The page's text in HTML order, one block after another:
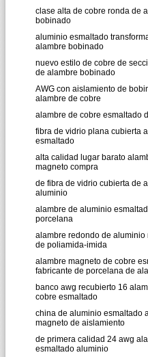
clase alta de cobre ronda de
bobinado
aluminio esmaltado
alambre bobinado
nuevo estilo de cobre de
de alambre bobinado
AWG con aislamiento de
alambre de cobre
alambre de cobre esmaltado
fibra de vidrio plana cubierta
esmaltado
alta calidad lugar barato
magneto compra
de fibra de vidrio cubierta de
aluminio
alambre de aluminio
porcelana
alambre redondo de aluminio
de poliamida-imida
alambre magneto de cobre
fabricante de porcelana de
banco awg recubierto 16
cobre esmaltado
china de aluminio esmaltado
magneto de aislamiento
de primera calidad 24 awg
esmaltado aluminio